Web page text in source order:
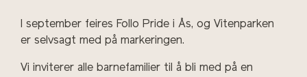
I september feires Follo Pride i Ås, og Vitenparken
er selvsagt med på markeringen.
Vi inviterer alle barnefamilier til å bli med på en